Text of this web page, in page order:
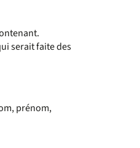
serait faite des
prénom,